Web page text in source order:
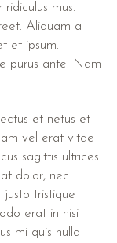
mus.
Aliquam a
et ipsum.
purus ante. Nam
et netus et
vel erat vitae
sagittis ultrices
dolor, nec
tristique
erat in nisi
mi quis nulla